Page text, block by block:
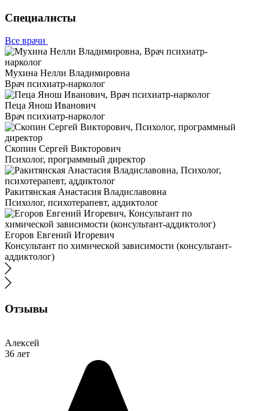
Специалисты
Все врачи
Мухина Нелли Владимировна
Врач психиатр-нарколог
Пеца Янош Иванович
Врач психиатр-нарколог
Скопин Сергей Викторович
Психолог, программный директор
Ракитянская Анастасия Владиславовна
Психолог, психотерапевт, аддиктолог
Егоров Евгений Игоревич
Консультант по химической зависимости (консультант-
аддиктолог)
Отзывы
Алексей
36 лет